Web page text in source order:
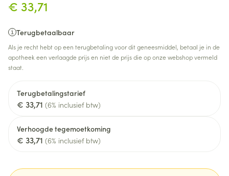
€ 33,71
Terugbetaalbaar
Als je recht hebt op een terugbetaling voor dit geneesmiddel, betaal je in de
apotheek een verlaagde prijs en niet de prijs die op onze webshop vermeld
staat.
Terugbetalingstarief
€ 33,71 (6% inclusief btw)
Verhoogde tegemoetkoming
€ 33,71 (6% inclusief btw)